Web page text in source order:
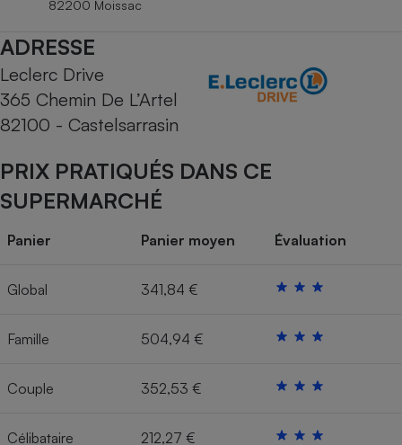
82200 Moissac
ADRESSE
Leclerc Drive
365 Chemin De L’Artel
82100 - Castelsarrasin
PRIX PRATIQUÉS DANS CE
SUPERMARCHÉ
Panier Panier moyen Évaluation
Global 341,84 €
Famille 504,94 €
Couple 352,53 €
Célibataire 212,27 €
Cafetière à expressos